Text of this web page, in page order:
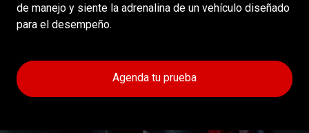
de manejo y siente la adrenalina de un vehículo diseñado
para el desempeño.
Agenda tu prueba